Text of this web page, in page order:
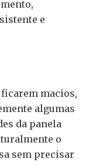
e
macios,
algumas
da panela
o
sem precisar